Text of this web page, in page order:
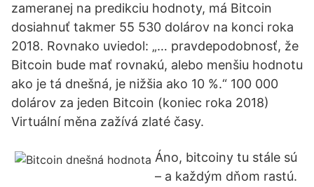
zameranej na predikciu hodnoty, má Bitcoin
dosiahnuť takmer 55 530 dolárov na konci roka
2018. Rovnako uviedol: „… pravdepodobnosť, že
Bitcoin bude mať rovnakú, alebo menšiu hodnotu
ako je tá dnešná, je nižšia ako 10 %.“ 100 000
dolárov za jeden Bitcoin (koniec roka 2018)
Virtuální měna zažívá zlaté časy.
Áno, bitcoiny tu stále sú
– a každým dňom rastú.